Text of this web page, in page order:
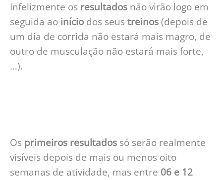
Infelizmente os resultados não virão logo em
seguida ao início dos seus treinos (depois de
um dia de corrida não estará mais magro, de
outro de musculação não estará mais forte,
…).
Os primeiros resultados só serão realmente
visíveis depois de mais ou menos oito
semanas de atividade, mas entre 06 e 12